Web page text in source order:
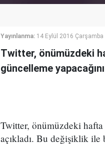
Yayınlanma: 14 Eylül 2016 Çarşamba
Twitter, önümüzdeki
güncelleme yapacağını
Twitter, önümüzdeki hafta
açıkladı. Bu değişiklik ile